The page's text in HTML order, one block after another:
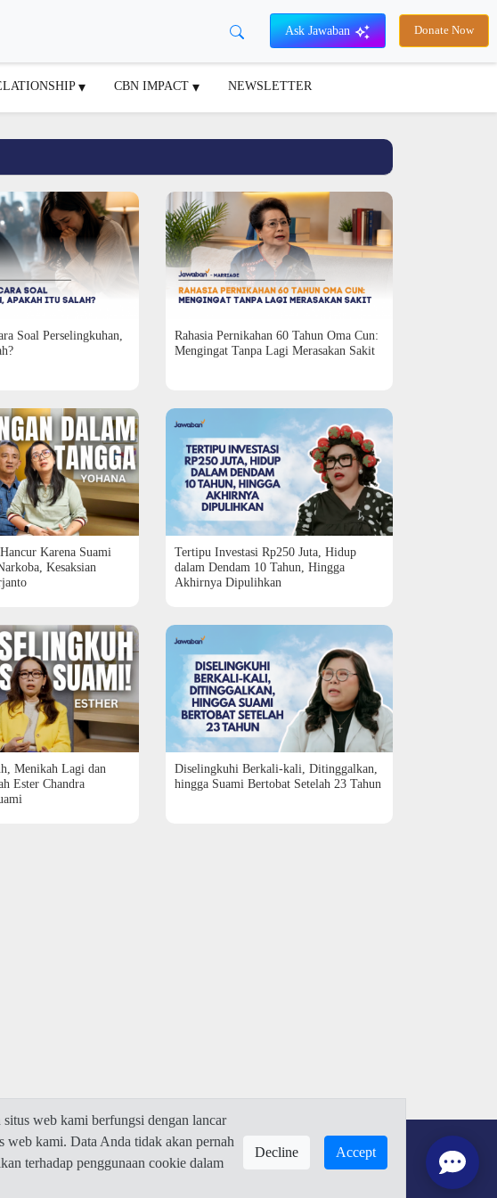
Ask Jawaban Donate Now
CBN IMPACT NEWSLETTER
Soal Perselingkuhan,
Rahasia Pernikahan 60 Tahun Oma Cun:
Mengingat Tanpa Lagi Merasakan Sakit
Karena Suami
Kesaksian
Tertipu Investasi Rp250 Juta, Hidup
dalam Dendam 10 Tahun, Hingga
Akhirnya Dipulihkan
Menikah Lagi dan
Ester Chandra
Diselingkuhi Berkali-kali, Ditinggalkan,
hingga Suami Bertobat Setelah 23 Tahun
web kami berfungsi dengan lancar
web kami. Data Anda tidak akan pernah
terhadap penggunaan cookie dalam
Decline Accept